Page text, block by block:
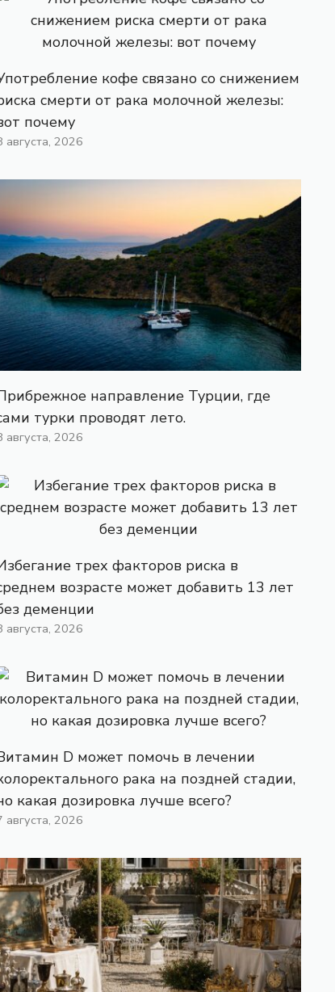
кофе связано со снижением
смерти от рака молочной железы:
почему
августа, 2026
направление Турции, где
турки проводят лето.
августа, 2026
трех факторов риска в
возрасте может добавить 13 лет
деменции
августа, 2026
D может помочь в лечении
рака на поздней стадии,
какая дозировка лучше всего?
августа, 2026